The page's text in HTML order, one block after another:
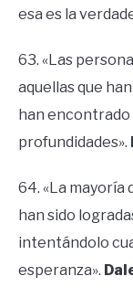
esa es la
63. «Las
aquellas que
han encontrado
profundidades».
64. «La mayoría
han sido
intentándolo
esperanza».